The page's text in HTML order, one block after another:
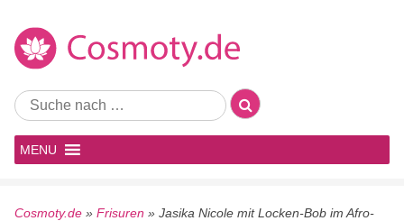
MENU
Cosmoty.de » Frisuren » Jasika Nicole mit Locken-Bob im Afro-